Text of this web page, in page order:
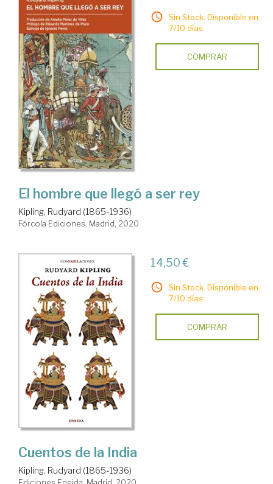
Sin Stock. Disponible en
7/10 días.
COMPRAR
El hombre que llegó a ser rey
Kipling, Rudyard (1865-1936)
Fórcola Ediciones. Madrid, 2020
14,50 €
Sin Stock. Disponible en
7/10 días.
COMPRAR
Cuentos de la India
Kipling, Rudyard (1865-1936)
Ediciones Eneida. Madrid, 2020